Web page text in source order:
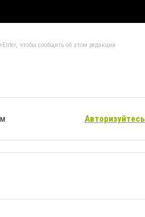
чтобы сообщить об этом редакции
Авторизуйтесь